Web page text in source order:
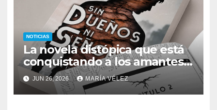
NOTICIAS
La novela distópica que está
conquistando a los amantes
del romance y la ciencia
ficción: así es Sin dueños ni
señores
JUN 26, 2026 MARÍA VÉLEZ